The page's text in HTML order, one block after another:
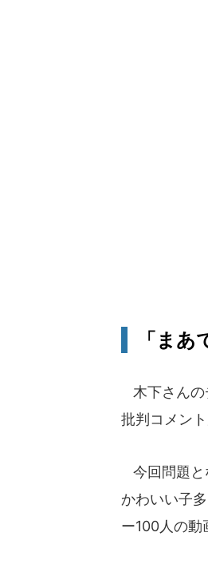
「ま
木下さんの
批判コメン
今回問題と
かわいい子
ー100人の動